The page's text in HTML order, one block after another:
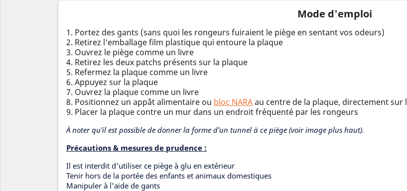
Mode d'emploi
1. Portez des gants (sans quoi les rongeurs fuiraient le piège en sentant vos odeurs)
2. Retirez l'emballage film plastique qui entoure la plaque
3. Ouvrez le piège comme un livre
4. Retirez les deux patchs présents sur la plaque
5. Refermez la plaque comme un livre
6. Appuyez sur la plaque
7. Ouvrez la plaque comme un livre
8. Positionnez un appât alimentaire ou bloc NARAau centre de la plaque, directement sur
9. Placer la plaque contre un mur dans un endroit fréquenté par les rongeurs
À noter qu'il est possible de donner la forme d'un tunnel à ce piège (voir image plus haut).
Précautions & mesures de prudence :
Il est interdit d'utiliser ce piège à glu en extérieur
Tenir hors de la portée des enfants et animaux domestiques
Manipuler à l'aide de gants